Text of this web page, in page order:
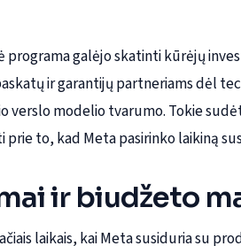
programa galėjo skatinti kūrėjų
ir garantijų partneriams dėl
verslo modelio tvarumo. Tokie
to, kad Meta pasirinko laikiną
ir biudžeto
laikais, kai Meta susiduria su